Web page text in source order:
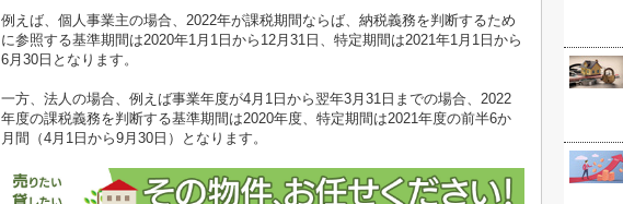
例えば、個人事業主の場合、2022年が課税期間ならば、納税義務を判断するため
に参照する基準期間は2020年1月1日から12月31日、特定期間は2021年1月1日から
6月30日となります。
一方、法人の場合、例えば事業年度が4月1日から翌年3月31日までの場合、2022
年度の課税義務を判断する基準期間は2020年度、特定期間は2021年度の前半6か
月間（4月1日から9月30日）となります。